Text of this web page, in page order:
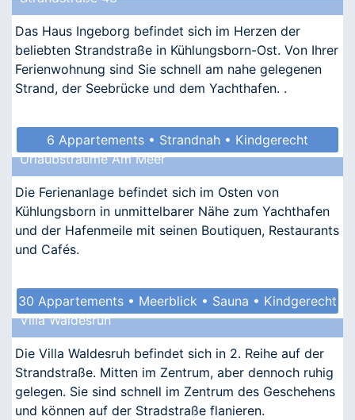
Das Haus Ingeborg befindet sich im Herzen der
beliebten Strandstraße in Kühlungsborn-Ost. Von Ihrer
Ferienwohnung sind Sie schnell am nahe gelegenen
Strand, der Seebrücke und dem Yachthafen. .
6 Appartements • Strandnah • Kindgerecht
Urlaubsträume Am Meer
Die Ferienanlage befindet sich im Osten von
Kühlungsborn in unmittelbarer Nähe zum Yachthafen
und der Hafenmeile mit seinen Boutiquen, Restaurants
und Cafés.
30 Appartements • Meerblick • Sauna • Kindgerecht
Villa Waldesruh
Die Villa Waldesruh befindet sich in 2. Reihe auf der
Strandstraße. Mitten im Zentrum, aber dennoch ruhig
gelegen. Sie sind schnell im Zentrum des Geschehens
und können auf der Stradstraße flanieren.